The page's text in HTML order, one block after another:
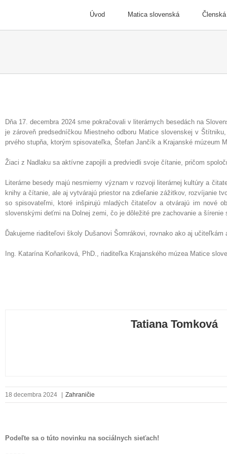
Úvod Matica slovenská
Dňa 17. decembra 2024 sme pokračovali v literárnych besedách na
je zároveň predsedníčkou Miestneho odboru Matice slovenskej v
prvého stupňa, ktorým spisovateľka, Štefan Jančík a Krajanské múzeum
Žiaci z Nadlaku sa aktívne zapojili a predviedli svoje čítanie, pričom
Literárne besedy majú nesmierny význam v rozvoji literárnej kultúry a
knihy a čítanie, ale aj vytvárajú priestor na zdieľanie zážitkov, rozvíjanie
so spisovateľmi, ktoré inšpirujú mladých čitateľov a otvárajú im nové
slovenskými deťmi na Dolnej zemi, čo je dôležité pre zachovanie a šírenie
Ďakujeme riaditeľovi školy Dušanovi Šomrákovi, rovnako ako aj
Ing. Katarína Koňariková, PhD., riaditeľka Krajanského múzea Matice
Tatiana Tomková
18 decembra 2024 | Zahraničie
Podeľte sa o túto novinku na sociálnych sieťach!